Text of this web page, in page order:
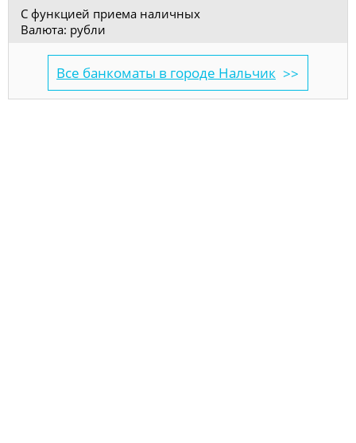
С функцией приема наличных
Валюта: рубли
Все банкоматы в городе Нальчик